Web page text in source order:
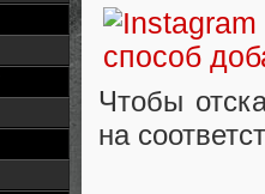
Чтобы
на